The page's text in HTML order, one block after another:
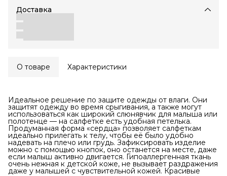
Доставка
О товаре Характеристики
Идеальное решение по защите одежды от влаги. Они
защитят одежду во время срыгивания, а также могут
использоваться как широкий слюнявчик для малыша или
полотенце — на салфетке есть удобная петелька.
Продуманная форма «сердца» позволяет салфеткам
идеально прилегать к телу, чтобы её было удобно
надевать на плечо или грудь. Зафиксировать изделие
можно с помощью кнопок, оно останется на месте, даже
если малыш активно двигается. Гипоаллергенная ткань
очень нежная к детской коже, не вызывает раздражения
даже у малышей с чувствительной кожей. Красивые